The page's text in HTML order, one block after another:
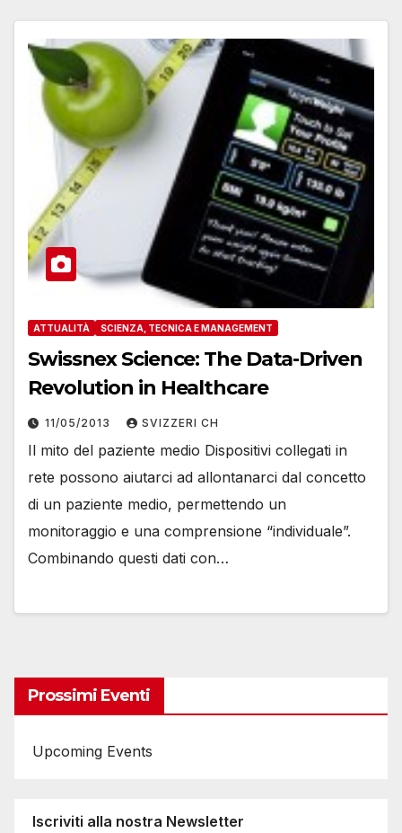
ATTUALITÀ SCIENZA, TECNICA E MANAGEMENT
Swissnex Science: The Data-Driven
Revolution in Healthcare
11/05/2013 SVIZZERI CH
Il mito del paziente medio Dispositivi collegati in
rete possono aiutarci ad allontanarci dal concetto
di un paziente medio, permettendo un
monitoraggio e una comprensione “individuale”.
Combinando questi dati con…
Prossimi Eventi
Upcoming Events
Iscriviti alla nostra Newsletter